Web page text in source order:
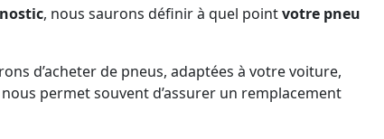
, nous saurons définir à quel pointvotre pneu
d’acheter de pneus, adaptées à votre voiture,
permet souvent d’assurer un remplacement